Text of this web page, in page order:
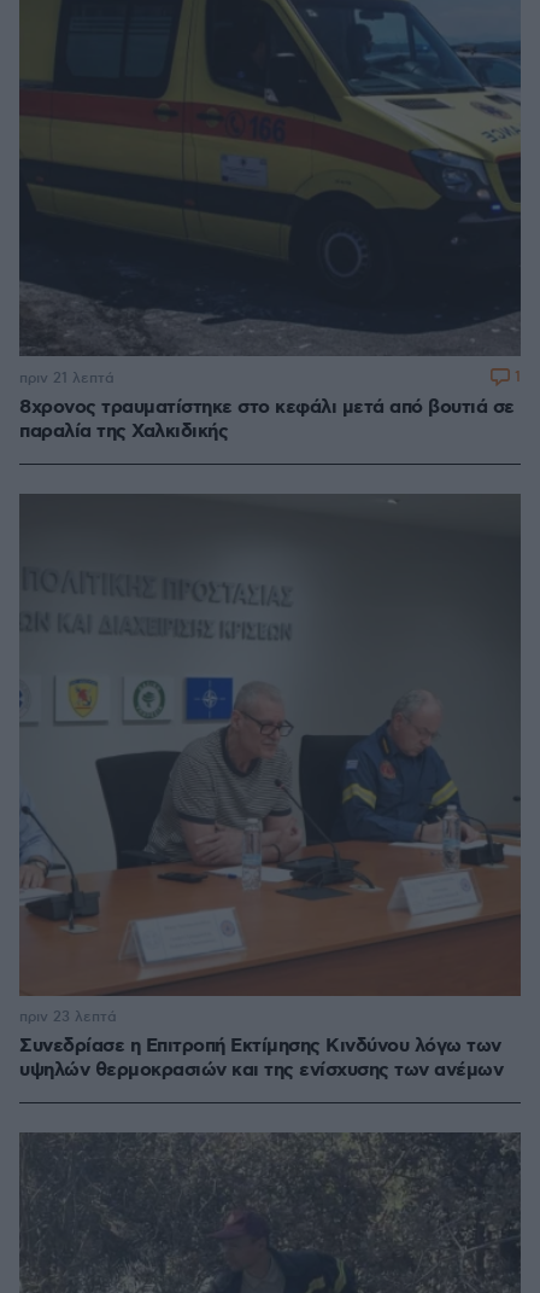
8χρονος τραυματίστηκε στο κεφάλι μετά από βουτιά σε
παραλία της Χαλκιδικής
πριν 21 λεπτά 1
Συνεδρίασε η Επιτροπή Εκτίμησης Κινδύνου λόγω των
υψηλών θερμοκρασιών και της ενίσχυσης των ανέμων
πριν 23 λεπτά